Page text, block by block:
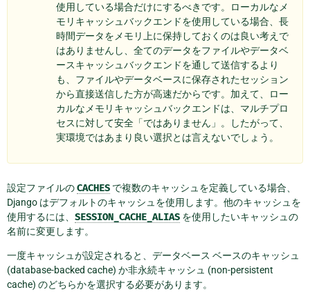
使用している場合だけにするべきです。ローカルなメ
モリキャッシュバックエンドを使用している場合、長
時間データをメモリ上に保持しておくのは良い考えで
はありませんし、全てのデータをファイルやデータベ
ースキャッシュバックエンドを通して送信するより
も、ファイルやデータベースに保存されたセッション
から直接送信した方が高速だからです。加えて、ロー
カルなメモリキャッシュバックエンドは、マルチプロ
セスに対して安全「ではありません」。したがって、
実環境ではあまり良い選択とは言えないでしょう。
設定ファイルのCACHES で複数のキャッシュを定義している場合、
Django はデフォルトのキャッシュを使用します。他のキャッシュを
使用するには、 SESSION_CACHE_ALIAS を使用したいキャッシュの
名前に変更します。
一度キャッシュが設定されると、データベース ベースのキャッシュ
(database-backed cache) か非永続キャッシュ (non-persistent
cache) のどちらかを選択する必要があります。